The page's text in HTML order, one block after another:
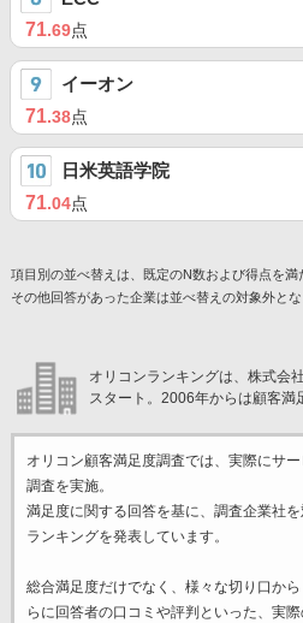
71.69点
イーオン
71.38点
日米英語学院
71.04点
項目別の並べ替えは、既定のN数および得点を満
その他回答があった企業は並べ替えの対象外とな
オリコンランキングは、株式会
スタート。2006年からは顧客満
オリコン顧客満足度調査では、実際にサ
調査を実施。
満足度に関する回答を基に、調査企業社を
ランキングを発表しています。
総合満足度だけでなく、様々な切り口から
らに回答者の口コミや評判といった、実